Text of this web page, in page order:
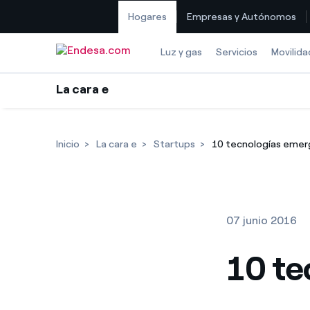
Hogares Empresas y Autónomos
Luz y gas Servicios
La cara e
Inicio La cara e Startups 10 tecnologías
07 junio 2016
10